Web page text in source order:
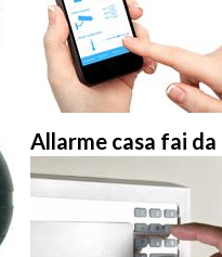
Allarme casa fai